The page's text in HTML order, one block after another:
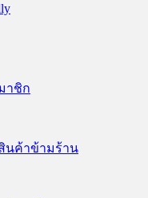
าชิก
นค้าข้ามร้าน